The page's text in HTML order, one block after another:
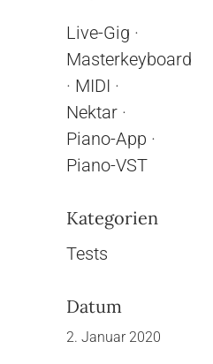
Live-Gig ·
Masterkeyboard
· MIDI ·
Nektar ·
Piano-App ·
Piano-VST
Kategorien
Tests
Datum
2. Januar 2020